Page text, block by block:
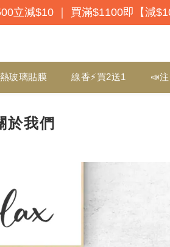
玻璃貼膜 線香⚡買2送1 📣
於我們
立減$10 ｜ 買滿$1100即【減